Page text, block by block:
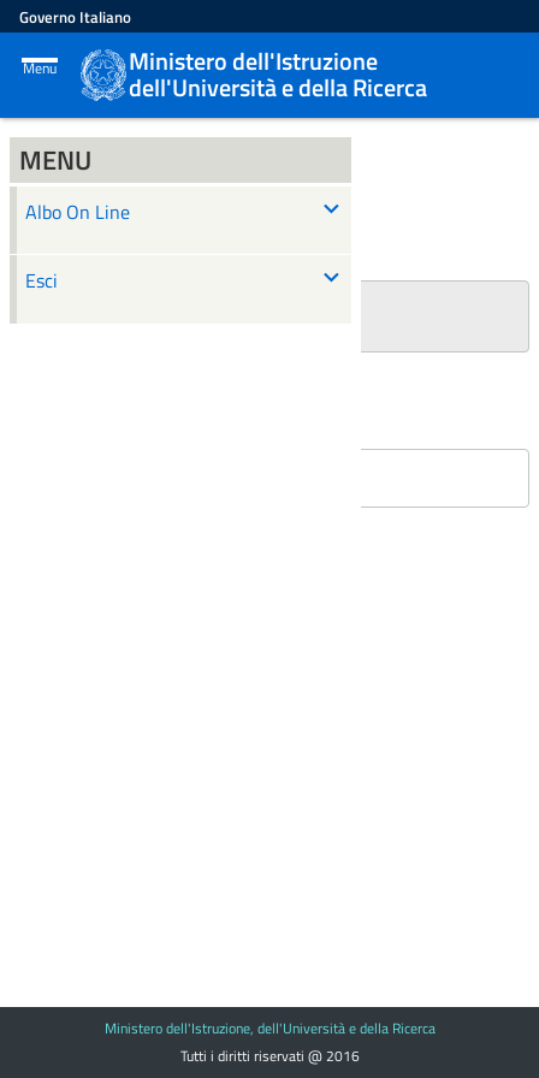
Governo Italiano
Menu Ministero dell'Istruzione
dell'Università e della Ricerca
MENU
Albo On Line
Esci
ALBO ON LINE
Ricerca
Ministero dell'Istruzione, dell'Università e della Ricerca
Tutti i diritti riservati @ 2016